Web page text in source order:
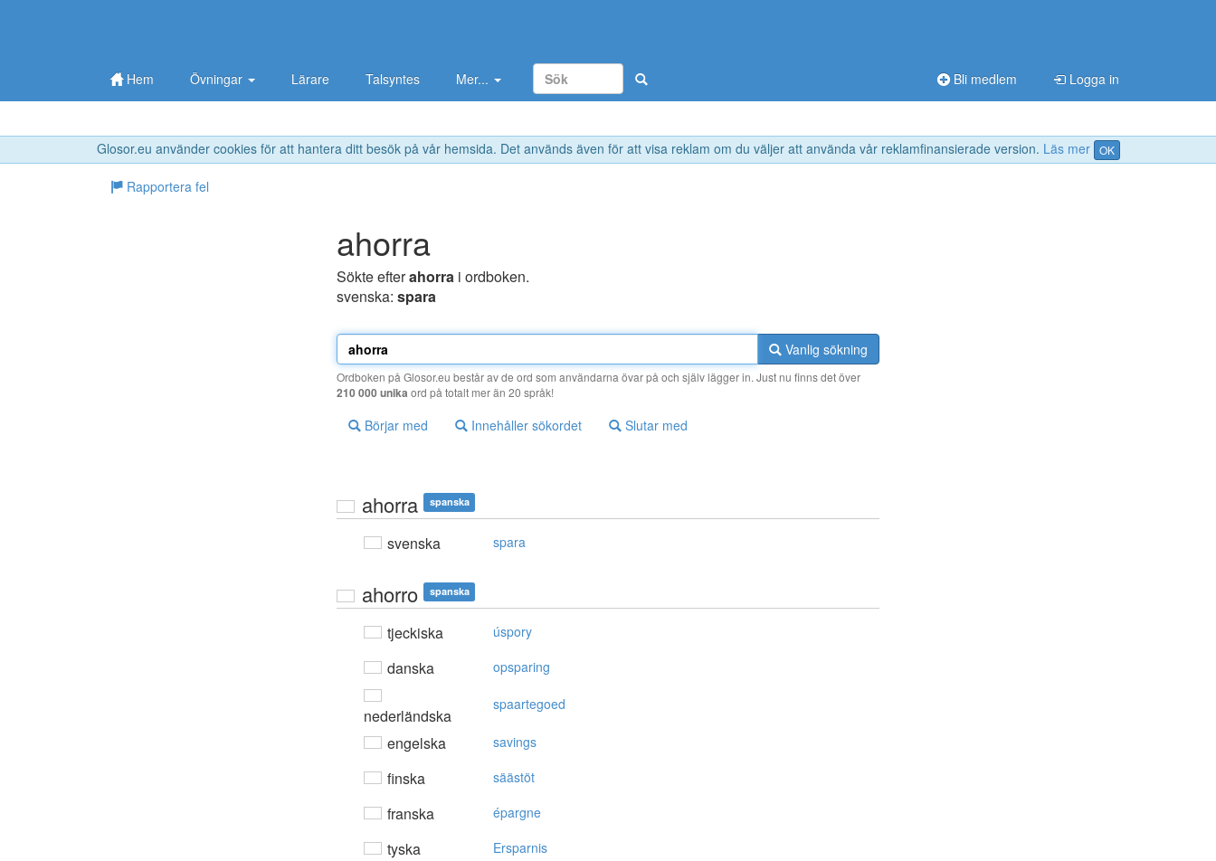
Glosor.eu använder cookies för att hantera ditt besök på vår hemsida. Det används även för att visa reklam om du väljer att använda vår reklamfinansierade version. Läs mer OK
Hem Övningar Lärare Talsyntes Mer... Bli medlem Logga in
Rapportera fel
ahorra
Sökte efterahorra i ordboken.
svenska: spara
Vanlig sökning
Ordboken på Glosor.eu består av de ord som användarna övar på och själv lägger in. Just nu finns det över
210 000 unika ord på totalt mer än 20 språk!
Börjar med Innehåller sökordet Slutar med
ahorra spanska
svenska spara
ahorro spanska
tjeckiska úspory
danska opsparing
nederländska
spaartegoed
engelska savings
finska säästöt
franska épargne
tyska Ersparnis